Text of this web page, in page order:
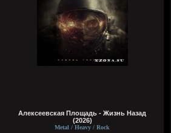
Алексеевская Площадь - Жизнь Назад
(2026)
Metal / Heavy / Rock